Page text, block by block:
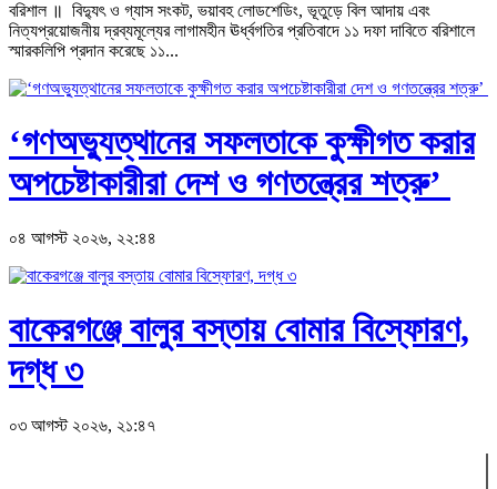
বরিশাল ॥ বিদ্যুৎ ও গ্যাস সংকট, ভয়াবহ লোডশেডিং, ভূতুড়ে বিল আদায় এবং
নিত্যপ্রয়োজনীয় দ্রব্যমূল্যের লাগামহীন ঊর্ধ্বগতির প্রতিবাদে ১১ দফা দাবিতে বরিশালে
স্মারকলিপি প্রদান করেছে ১১...
‘গণঅভ্যুত্থানের সফলতাকে কুক্ষীগত করার
অপচেষ্টাকারীরা দেশ ও গণতন্ত্রের শত্রু’
০৪ আগস্ট ২০২৬, ২২:৪৪
বাকেরগঞ্জে বালুর বস্তায় বোমার বিস্ফোরণ,
দগ্ধ ৩
০৩ আগস্ট ২০২৬, ২১:৪৭